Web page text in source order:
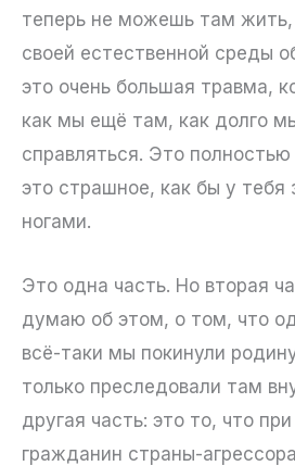
теперь не можешь там жить,
своей естественной среды
это очень большая травма,
как мы ещё там, как долго
справляться. Это
это страшное, как бы у тебя
ногами.
Это одна часть. Но вторая
думаю об этом, о том, что
всё-таки мы покинули
только преследовали там
другая часть: это то, что
гражданин страны-